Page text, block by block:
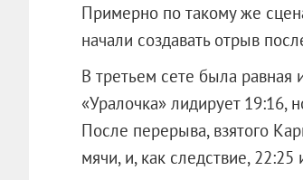
Примерно по такому же
начали создавать отрыв
В третьем сете была равная
«Уралочка» лидирует 19:16,
После перерыва, взятого
мячи, и, как следствие,